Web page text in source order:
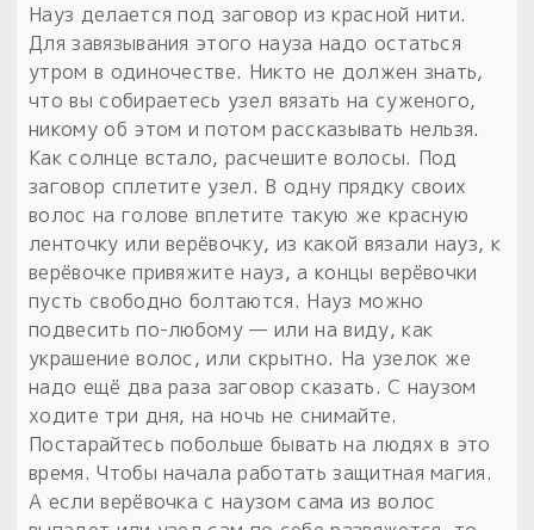
Науз делается под заговор из красной нити.
Для завязывания этого науза надо остаться
утром в одиночестве. Никто не должен знать,
что вы собираетесь узел вязать на суженого,
никому об этом и потом рассказывать нельзя.
Как солнце встало, расчешите волосы. Под
заговор сплетите узел. В одну прядку своих
волос на голове вплетите такую же красную
ленточку или верёвочку, из какой вязали науз, к
верёвочке привяжите науз, а концы верёвочки
пусть свободно болтаются. Науз можно
подвесить по-любому — или на виду, как
украшение волос, или скрытно. На узелок же
надо ещё два раза заговор сказать. С наузом
ходите три дня, на ночь не снимайте.
Постарайтесь побольше бывать на людях в это
время. Чтобы начала работать защитная магия.
А если верёвочка с наузом сама из волос